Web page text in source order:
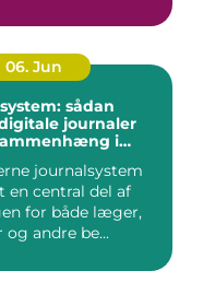
06. Jun
sådan
journaler
i
journalsystem
en central del af
for både læger,
og andre be...